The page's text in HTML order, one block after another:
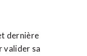
dernière
valider sa